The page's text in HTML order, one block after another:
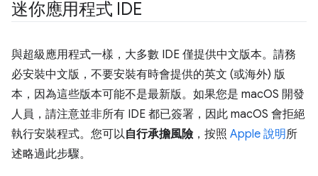
迷你應用程式 IDE
與超級應用程式一樣，大多數 IDE 僅提供中文版本。請務
必安裝中文版，不要安裝有時會提供的英文 (或海外) 版
本，因為這些版本可能不是最新版。如果您是 macOS 開發
人員，請注意並非所有 IDE 都已簽署，因此 macOS 會拒絕
執行安裝程式。您可以自行承擔風險，按照 Apple 說明所
述略過此步驟。